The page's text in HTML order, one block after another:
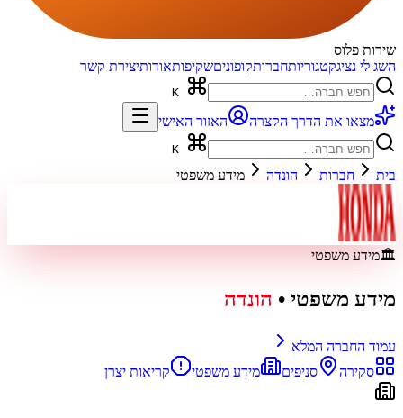
שירות פלוס
השג לי נציגקטגוריותחברותקופוניםשקיפותאודותיצירת קשר
מצאו את הדרך הקצרה האזור האישי
בית חברות הונדה מידע משפטי
🏛️מידע משפטי
מידע משפטי • הונדה
עמוד החברה המלא
סקירה
סניפים מידע משפטי קריאות יצרן